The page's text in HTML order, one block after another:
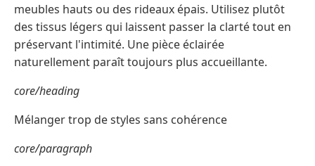
meubles hauts ou des rideaux épais. Utilisez plutôt
des tissus légers qui laissent passer la clarté tout en
préservant l'intimité. Une pièce éclairée
naturellement paraît toujours plus accueillante.
core/heading
Mélanger trop de styles sans cohérence
core/paragraph